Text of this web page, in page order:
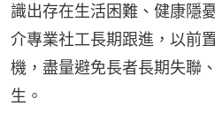
識出存在生活困難、健康隱
介專業社工長期跟進，以前
機，盡量避免長者長期失聯
生。